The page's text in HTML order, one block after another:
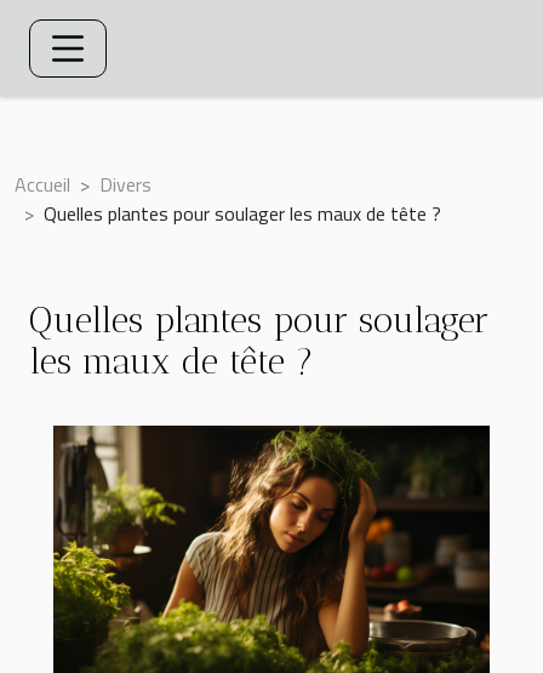
Accueil
Divers
Quelles plantes pour soulager les maux de tête ?
Quelles plantes pour soulager
les maux de tête ?